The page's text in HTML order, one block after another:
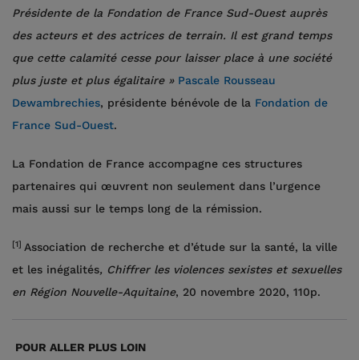
Présidente de la Fondation de France Sud-Ouest auprès
des acteurs et des actrices de terrain. Il est grand temps
que cette calamité cesse pour laisser place à une société
plus juste et plus égalitaire » Pascale Rousseau
Dewambrechies, présidente bénévole de la Fondation de
France Sud-Ouest.
La Fondation de France accompagne ces structures
partenaires qui œuvrent non seulement dans l’urgence
mais aussi sur le temps long de la rémission.
[1] Association de recherche et d’étude sur la santé, la ville
et les inégalités, Chiffrer les violences sexistes et sexuelles
en Région Nouvelle-Aquitaine, 20 novembre 2020, 110p.
POUR ALLER PLUS LOIN